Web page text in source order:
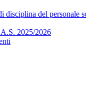
disciplina del personale
2025/2026